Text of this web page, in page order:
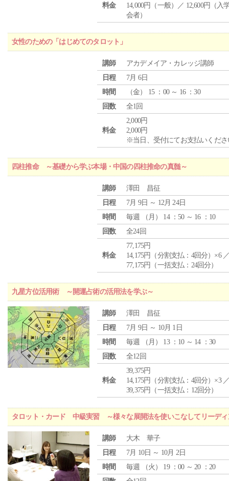
料金
14,000円（一般）／ 12,600円（入
会者）
女性のための「はじめてのタロット」
講師
アカデメイア・カレッジ講師
日程
7月 6日
時間
（金） 15 ：00 ～ 16 ：30
回数
全1回
料金
2,000円
2,000円
※当日、受付にてお支払いくださ
四柱推命 ～基礎から学ぶ本場・中国の四柱推命の真髄～
講師
澤田 昌征
日程
7月 9日 ～ 12月 24日
時間
毎週 （ 月 ） 14 ：50 ～ 16 ：10
回数
全24回
料金
77,175円
14,175円（分割支払：4回分）×6
77,175円（一括支払：24回分）
九星方位活用術 ～開運占術の活用法を学ぶ～
講師
澤田 昌征
日程
7月 9日 ～ 10月 1日
時間
毎週 （ 月 ） 13 ：10 ～ 14 ：30
回数
全12回
料金
39,375円
14,175円（分割支払：4回分）×3
39,375円（一括支払：12回分）
タロット・カード 中級実習 ～様々な展開法を使いこなしてリーディ
講師
大木 華子
日程
7月 10日 ～ 10月 2日
時間
毎週 （火 ） 19 ：00 ～ 20 ：20